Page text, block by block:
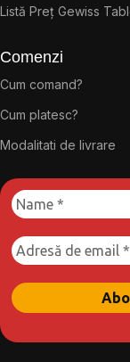
Listă Preț Gewiss
Comenzi
Cum comand?
Cum platesc?
Modalitati de livrare